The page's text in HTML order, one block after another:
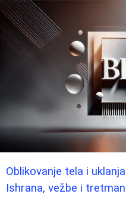
Oblikovanje tela i
Ishrana, vežbe i